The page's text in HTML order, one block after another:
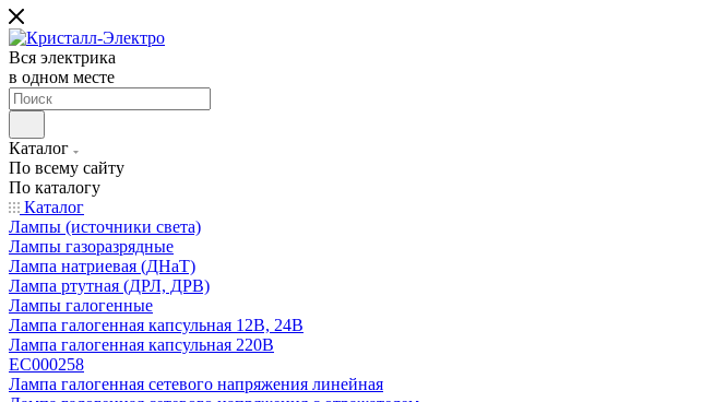
Вся электрика
в одном месте
Каталог
По всему сайту
По каталогу
Каталог
Лампы (источники света)
Лампы газоразрядные
Лампа натриевая (ДНаТ)
Лампа ртутная (ДРЛ, ДРВ)
Лампы галогенные
Лампа галогенная капсульная 12В, 24В
Лампа галогенная капсульная 220В
EC000258
Лампа галогенная сетевого напряжения линейная